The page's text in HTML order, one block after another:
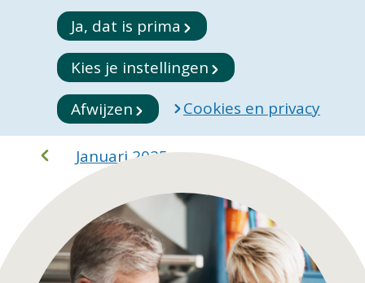
Ja, dat is prima
Kies je instellingen
Afwijzen
Cookies en privacy
Januari 2025